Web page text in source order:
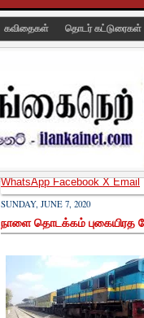
கவிதைகள் தொடர் கட்டுரைகள்
SUNDAY, JUNE 7, 2020
நாளை தொடக்கம் புகையிரத
WhatsAppFacebookXEmail